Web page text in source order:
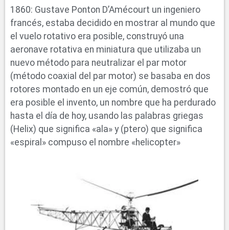
1860: Gustave Ponton D’Amécourt un ingeniero
francés, estaba decidido en mostrar al mundo que
el vuelo rotativo era posible, construyó una
aeronave rotativa en miniatura que utilizaba un
nuevo método para neutralizar el par motor
(método coaxial del par motor) se basaba en dos
rotores montado en un eje común, demostró que
era posible el invento, un nombre que ha perdurado
hasta el día de hoy, usando las palabras griegas
(Helix) que significa «ala» y (ptero) que significa
«espiral» compuso el nombre «helicopter»